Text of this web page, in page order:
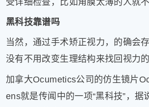
受详细检查，比如角膜太薄的人就
黑科技靠谱吗
当然，通过手术矫正视力，的确会
没有不用改变生理结构来找回视力的
加拿大Ocumetics公司的仿生镜片
ens就是传闻中的一项“黑科技”，据